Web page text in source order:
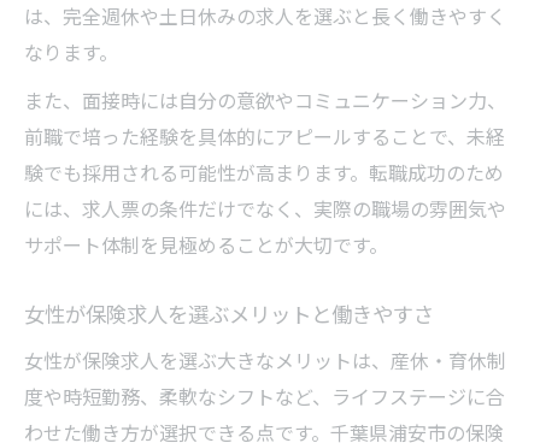
は、完全週休や土日休みの求人を選ぶと長く働きやすく
なります。
また、面接時には自分の意欲やコミュニケーション力、
前職で培った経験を具体的にアピールすることで、未経
験でも採用される可能性が高まります。転職成功のため
には、求人票の条件だけでなく、実際の職場の雰囲気や
サポート体制を見極めることが大切です。
女性が保険求人を選ぶメリットと働きやすさ
女性が保険求人を選ぶ大きなメリットは、産休・育休制
度や時短勤務、柔軟なシフトなど、ライフステージに合
わせた働き方が選択できる点です。千葉県浦安市の保険